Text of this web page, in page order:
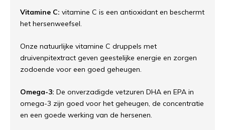
Vitamine C: vitamine C is een antioxidant en beschermt
het hersenweefsel.
Onze natuurlijke vitamine C druppels met
druivenpitextract geven geestelijke energie en zorgen
zodoende voor een goed geheugen.
Omega-3: De onverzadigde vetzuren DHA en EPA in
omega-3 zijn goed voor het geheugen, de concentratie
en een goede werking van de hersenen.